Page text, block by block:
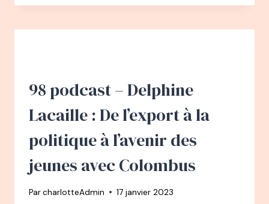
–
KHATCHADOURIAN
DE
JOAILLIER
À
SPORTIF
DE
:
GRAVIT
98 podcast – Delphine
Lacaille : De l’export à la
politique à l’avenir des
jeunes avec Colombus
ParcharlotteAdmin 17 janvier 2023